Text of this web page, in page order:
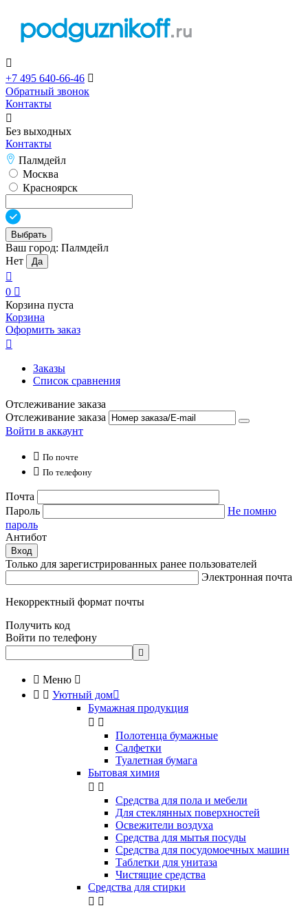

+7 495 640-66-46 
Обратный звонок
Контакты

Без выходных
Контакты
Палмдейл
Москва
Красноярск
Выбрать
Ваш город: Палмдейл
Нет
Да

0 
Корзина пуста
Корзина
Оформить заказ

Заказы
Список сравнения
Отслеживание заказа
Отслеживание заказа
Войти в аккаунт
 По почте
 По телефону
Почта
Пароль
Не помню
пароль
Антибот
Вход
Только для зарегистрированных ранее пользователей
Электронная почта
Некорректный формат почты
Получить код
Войти по телефону

 Меню 
  Уютный дом
Бумажная продукция
 
Полотенца бумажные
Салфетки
Туалетная бумага
Бытовая химия
 
Cредства для пола и мебели
Для стеклянных поверхностей
Освежители воздуха
Средства для мытья посуды
Средства для посудомоечных машин
Таблетки для унитаза
Чистящие средства
Средства для стирки
 